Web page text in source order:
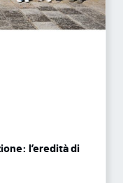
l’eredità di